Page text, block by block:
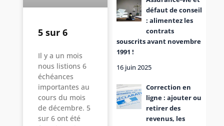
5 sur 6
Il y a un mois
nous listions 6
échéances
importantes au
cours du mois
de décembre. 5
sur 6 ont été
défaut de conseil
: alimentez les
contrats
souscrits avant novembre
1991 !
16 juin 2025
Correction en
ligne : ajouter ou
retirer des
revenus, les